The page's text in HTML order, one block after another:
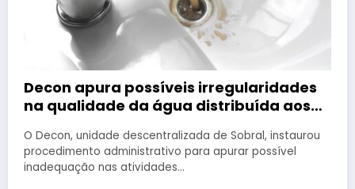
Decon apura possíveis irregularidades
na qualidade da água distribuída aos
O Decon, unidade descentralizada de Sobral, instaurou
procedimento administrativo para apurar possível
inadequação nas atividades…